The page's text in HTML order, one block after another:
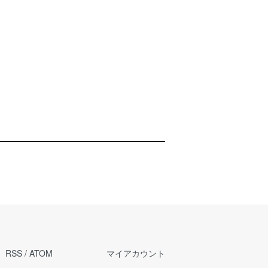
RSS / ATOM
マイアカウント